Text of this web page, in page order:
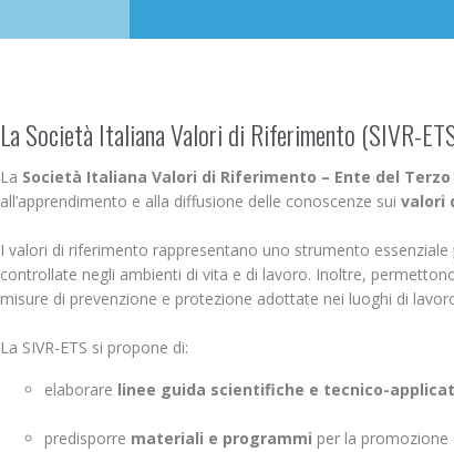
La Società Italiana Valori di Riferimento (SIVR-
La Società Italiana Valori di Riferimento – Ente del Terzo
all’apprendimento e alla diffusione delle conoscenze sui valori
I valori di riferimento rappresentano uno strumento essenziale
controllate negli ambienti di vita e di lavoro. Inoltre,
misure di prevenzione e protezione adottate nei luoghi di
La SIVR-ETS si propone di:
elaborare linee guida scientifiche e tecnico-
predisporre materiali e programmi per la promozione